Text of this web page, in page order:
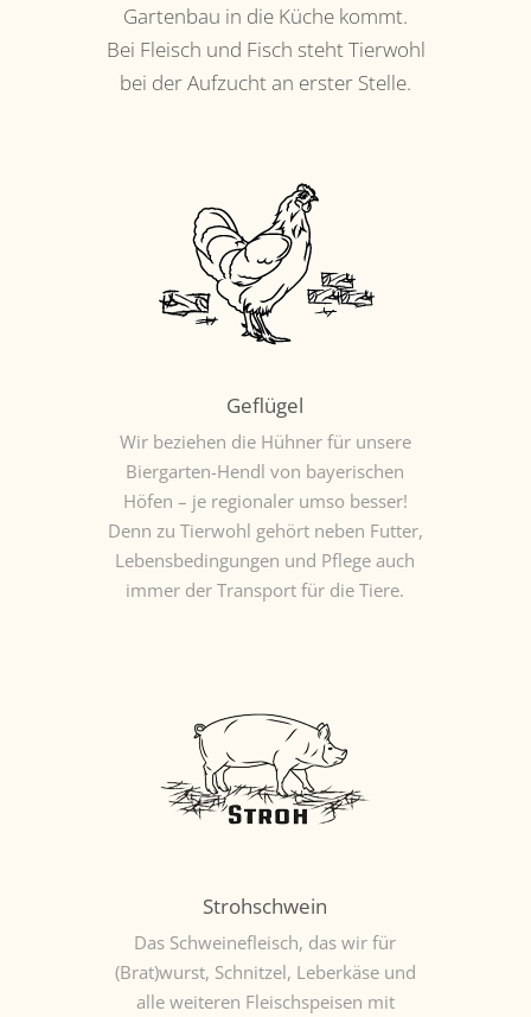
Gartenbau in die Küche kommt.
Bei Fleisch und Fisch steht Tierwohl
bei der Aufzucht an erster Stelle.
Geflügel
Wir beziehen die Hühner für unsere
Biergarten-Hendl von bayerischen
Höfen – je regionaler umso besser!
Denn zu Tierwohl gehört neben Futter,
Lebensbedingungen und Pflege auch
immer der Transport für die Tiere.
Strohschwein
Das Schweinefleisch, das wir für
(Brat)wurst, Schnitzel, Leberkäse und
alle weiteren Fleischspeisen mit